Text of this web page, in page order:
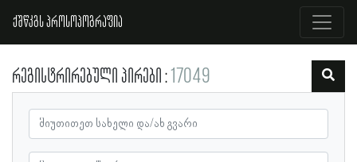
ქშწკგს პროსოპოგრაფია
რეგისტრირებული პირები 17049